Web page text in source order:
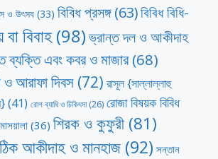
ও উৎসব (33) বিবিধ প্রসঙ্গ(63)বিবিধ বিধি-
বা বিবাহ (98)ভ্রান্ত দল ও আকীদাহ
এবং কবর ও মাজার(68)
ও আরাফা দিবস (72) রাসূল {সাল্লাল্লাহু
(41) রোগ ব্যাধি ও চিকিৎসা(26) রোজা বিষয়ক বিবিধ
(36) শিরক ও কুফুরী (81)
আকীদাহ ও মানহাজ (92) সন্তান